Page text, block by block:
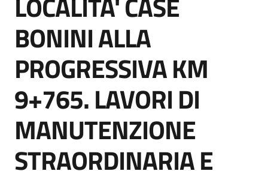
English
site
Seguici
BONINI ALLA
PROGRESSIVA KM
9+765. LAVORI DI
MANUTENZIONE
STRAORDINARIA E